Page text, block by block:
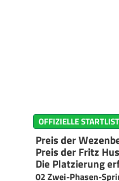
OFFIZIELLE
Preis der
Preis der Fritz
Die Platzierung
02 Zwei-Phasen-